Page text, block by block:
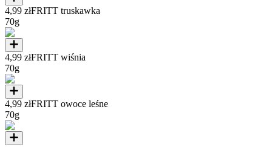
4,99 złFRITT truskawka
70g
4,99 złFRITT wiśnia
70g
4,99 złFRITT owoce leśne
70g